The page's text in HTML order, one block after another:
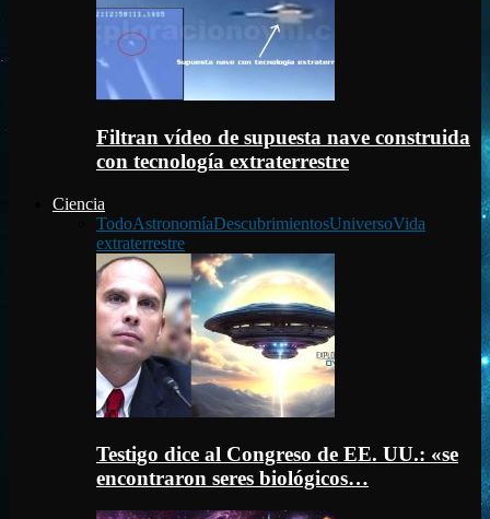
Filtran vídeo de supuesta nave construida
con tecnología extraterrestre
Ciencia
TodoAstronomíaDescubrimientosUniversoVida
extraterrestre
Testigo dice al Congreso de EE. UU.: «se
encontraron seres biológicos…